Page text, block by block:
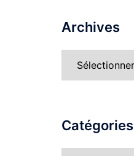
Archives
Catégories